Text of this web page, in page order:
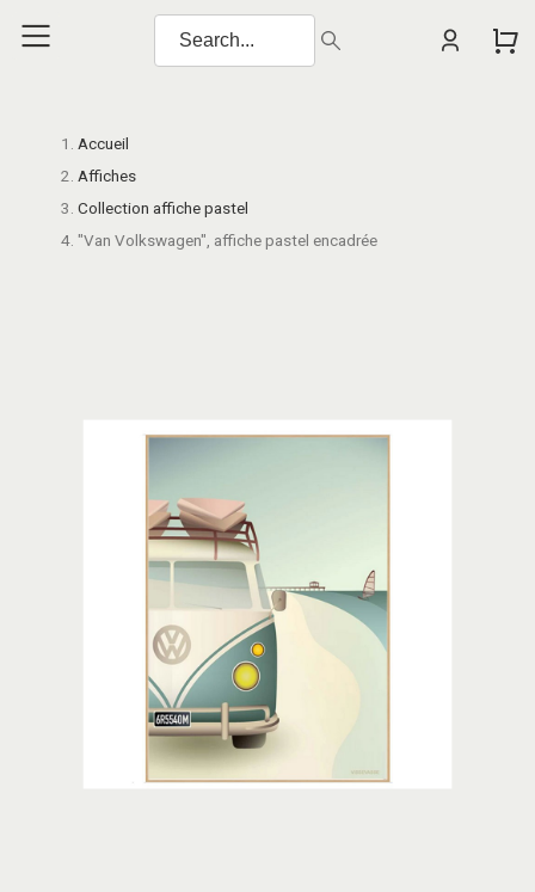
Accueil
Affiches
Collection affiche pastel
"Van Volkswagen", affiche pastel encadrée